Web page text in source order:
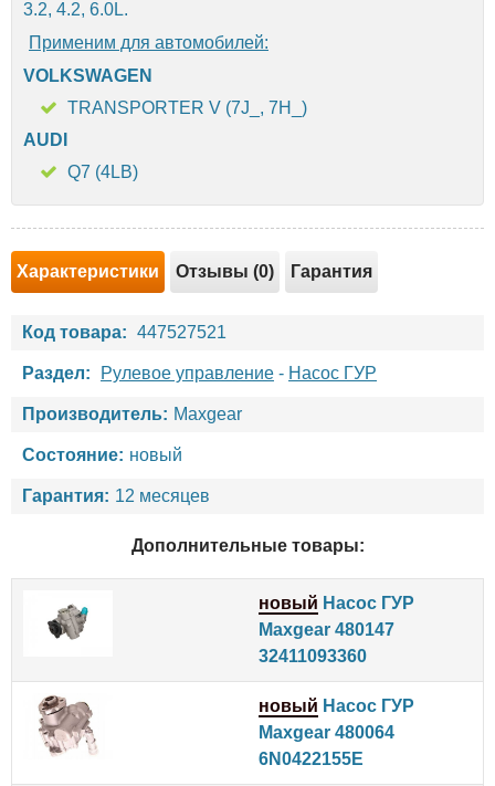
3.2, 4.2, 6.0L.
Применим для автомобилей:
VOLKSWAGEN
TRANSPORTER V (7J_, 7H_)
AUDI
Q7 (4LB)
Характеристики Отзывы (0) Гарантия
Код товара: 447527521
Раздел: Рулевое управление - Насос ГУР
Производитель: Maxgear
Состояние: новый
Гарантия: 12 месяцев
Дополнительные товары:
новый Насос ГУР
Maxgear 480147
32411093360
новый Насос ГУР
Maxgear 480064
6N0422155E